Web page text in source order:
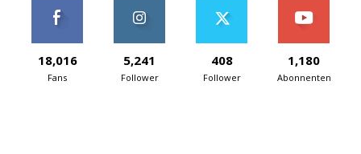
18,016
Fans
5,241
Follower
408
Follower
1,180
Abonnenten